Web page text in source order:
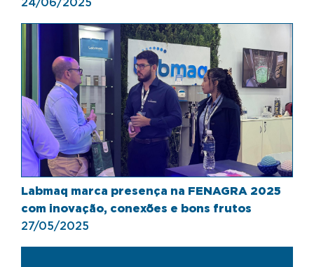
24/06/2025
Labmaq marca presença na FENAGRA 2025
com inovação, conexões e bons frutos
27/05/2025